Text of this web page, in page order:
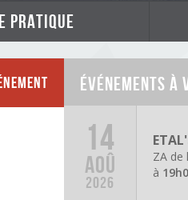
pratique
Événements à
14
AOÛ
2026
ZA de
à